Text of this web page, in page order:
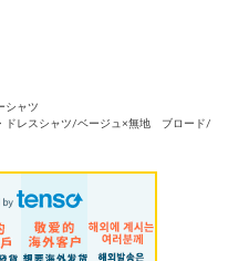
シャツ
ドレスシャツ/ベージュ×無地 ブロード/